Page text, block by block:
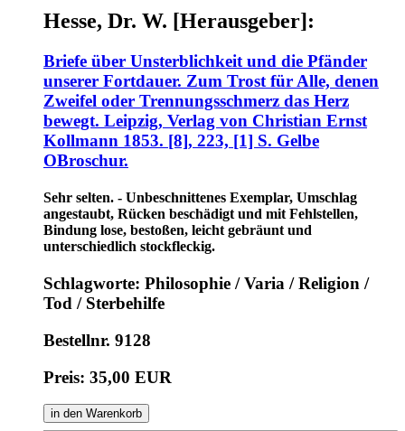
Hesse, Dr. W. [Herausgeber]:
Briefe über Unsterblichkeit und die Pfänder
unserer Fortdauer. Zum Trost für Alle, denen
Zweifel oder Trennungsschmerz das Herz
bewegt. Leipzig, Verlag von Christian Ernst
Kollmann 1853. [8], 223, [1] S. Gelbe
OBroschur.
Sehr selten. - Unbeschnittenes Exemplar, Umschlag
angestaubt, Rücken beschädigt und mit Fehlstellen,
Bindung lose, bestoßen, leicht gebräunt und
unterschiedlich stockfleckig.
Schlagworte: Philosophie / Varia / Religion /
Tod / Sterbehilfe
Bestellnr. 9128
Preis: 35,00 EUR
in den Warenkorb